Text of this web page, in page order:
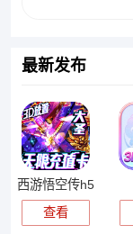
最新发布
西游悟空传h5
查看